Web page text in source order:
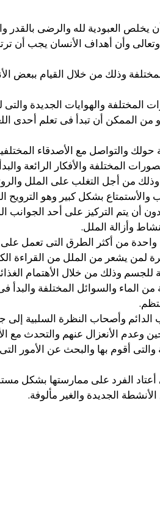
يخلص العبودية لله والرضى
وأن أهداف الأنسان يجب أن
وذلك من خلال القيام ببعض
والهوايات الجديدة
من الممكن أن تبدأ فى تعلم أحدى
حولك والتواصل مع الأصدقاء
المختلفة والأفكار الرائعة
وذلك من أجل التغلب على الملل
بشكل كبير وهو
دون أن يتم التركيز على أحد
وأزالة الملل.
من أكثر الطرق التى تعمل
لمن يشعر من الملل من القراءة
للجسم وذلك من خلال الأهتمام
الماء والسوائل المختلفة والبدأ
وأصحاب النظرة السلبية إلى
وعدم الأنعزال عنهم والتحدث
أقوم بها والبحث عن الأمور
الفرد على ممارستها بشكل
الجديدة والغير مألوفة.